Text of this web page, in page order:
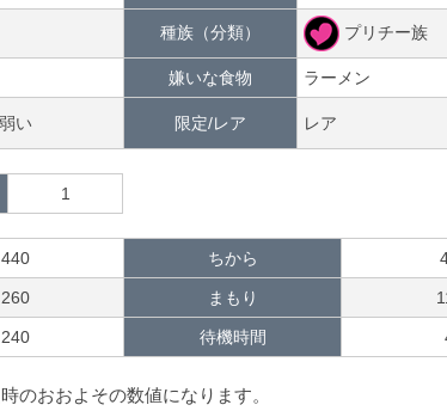
種族（分類） プリチー族
嫌いな食物 ラーメン
い 限定/レア レア
1
440 ちから
260 まもり
240 待機時間
のおおよその数値になります。